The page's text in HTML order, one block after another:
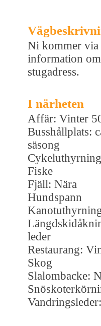
Ni kommer via
information
stugadress.
I närheten
Affär: Vinter
Busshållplats:
säsong
Cykeluthyrning
Fiske
Fjäll: Nära
Hundspann
leder
Restaurang:
Skog
Slalombacke: